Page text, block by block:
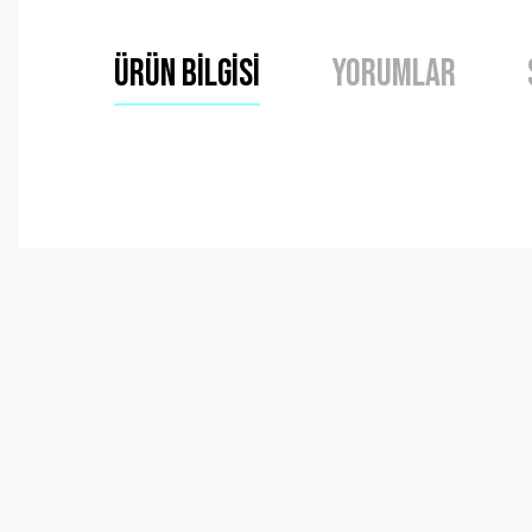
Ürün Bilgisi Yorumlar